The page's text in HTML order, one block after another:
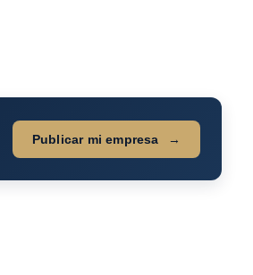
Publicar mi empresa